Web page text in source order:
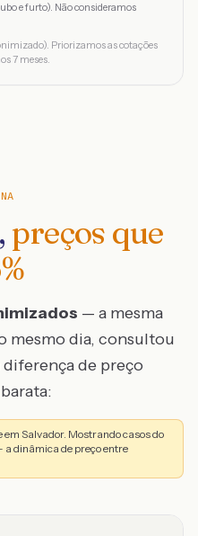
e furto). Não consideramos
Priorizamos as cotações
7 meses.
preços que
%
— a mesma
mesmo dia, consultou
diferença de preço
Salvador. Mostrando casos do
a dinâmica de preço entre